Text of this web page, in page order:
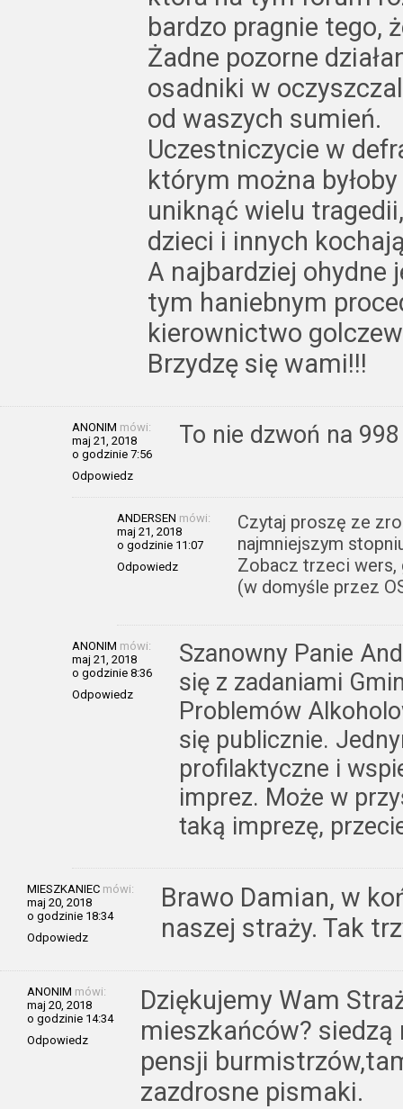
bardzo pragnie tego,
Żadne pozorne
osadniki w
od waszych sumień.
Uczestniczycie w
którym można
uniknąć wielu
dzieci i innych
A najbardziej ohydne
tym haniebnym
kierownictwo
Brzydzę się wami!!!
ANONIM mówi:
maj 21, 2018
o godzinie 7:56
Odpowiedz
To nie dzwoń na
ANDERSEN mówi:
maj 21, 2018
o godzinie 11:07
Odpowiedz
Czytaj proszę ze
najmniejszym
Zobacz trzeci wers,
(w domyśle przez
ANONIM mówi:
maj 21, 2018
o godzinie 8:36
Odpowiedz
Szanowny Panie
się z zadaniami
Problemów
się publicznie.
profilaktyczne i
imprez. Może w
taką imprezę,
MIESZKANIEC mówi:
maj 20, 2018
o godzinie 18:34
Odpowiedz
Brawo Damian, w
naszej straży. Tak
ANONIM mówi:
maj 20, 2018
o godzinie 14:34
Odpowiedz
Dziękujemy Wam
mieszkańców?
pensji
zazdrosne pismaki.